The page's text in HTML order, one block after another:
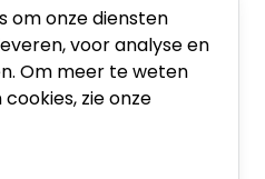
om onze diensten
voor analyse en
Om meer te weten
zie onze
Financieren of Kopen?